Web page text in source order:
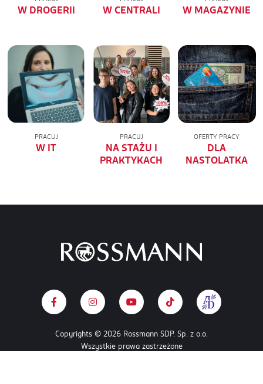
W DROGERII W CENTRALI W MAGAZYNIE
PRACUJ
W IT
PRACUJ
NA STAŻU I
PRAKTYKACH
OFERTY PRACY
DLA
NASTOLATKA
Copyrights © 2026 Rossmann SDP. Sp. z o.o.
Wszystkie prawa zastrzeżone